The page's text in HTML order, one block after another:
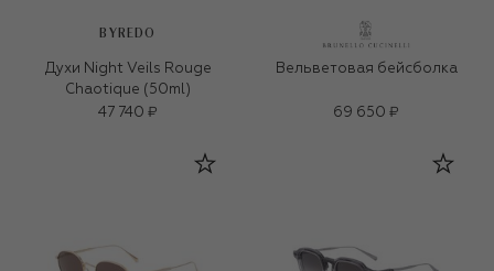
BYREDO
Духи Night Veils Rouge
Chaotique (50ml)
47 740 ₽
Вельветовая бейсболка
69 650 ₽